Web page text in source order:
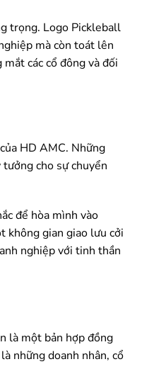
trọng. Logo Pickleball
mà còn toát lên
các cổ đông và đối
HD AMC. Những
cho sự chuyển
để hòa mình vào
không gian giao lưu cởi
nghiệp với tinh thần
là một bản hợp đồng
những doanh nhân, cổ